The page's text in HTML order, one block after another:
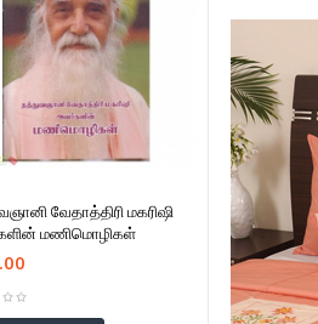
வேதாத்திரி மகரிஷி
மணிமொழிகள்